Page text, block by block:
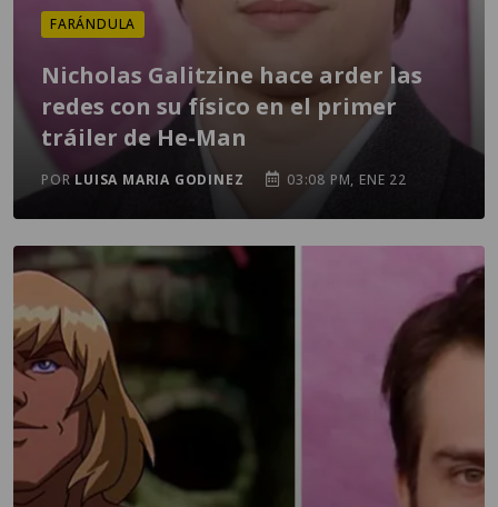
FARÁNDULA
Nicholas Galitzine hace arder las
redes con su físico en el primer
tráiler de He-Man
POR LUISA MARIA GODINEZ 03:08 PM, ENE 22